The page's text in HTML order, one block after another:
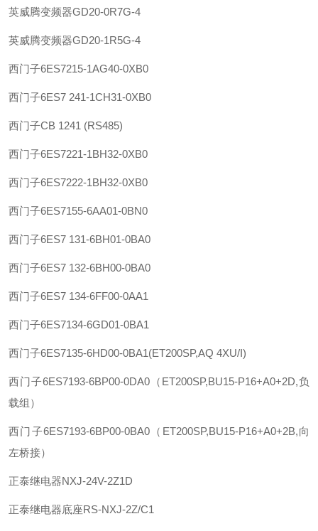
英威腾变频器GD20-0R7G-4
英威腾变频器GD20-1R5G-4
西门子6ES7215-1AG40-0XB0
西门子6ES7 241-1CH31-0XB0
西门子CB 1241 (RS485)
西门子6ES7221-1BH32-0XB0
西门子6ES7222-1BH32-0XB0
西门子6ES7155-6AA01-0BN0
西门子6ES7 131-6BH01-0BA0
西门子6ES7 132-6BH00-0BA0
西门子6ES7 134-6FF00-0AA1
西门子6ES7134-6GD01-0BA1
西门子6ES7135-6HD00-0BA1(ET200SP,AQ 4XU/I)
西门子6ES7193-6BP00-0DA0（ET200SP,BU15-P16+A0+2D,负
载组）
西门子6ES7193-6BP00-0BA0（ET200SP,BU15-P16+A0+2B,向
左桥接）
正泰继电器NXJ-24V-2Z1D
正泰继电器底座RS-NXJ-2Z/C1